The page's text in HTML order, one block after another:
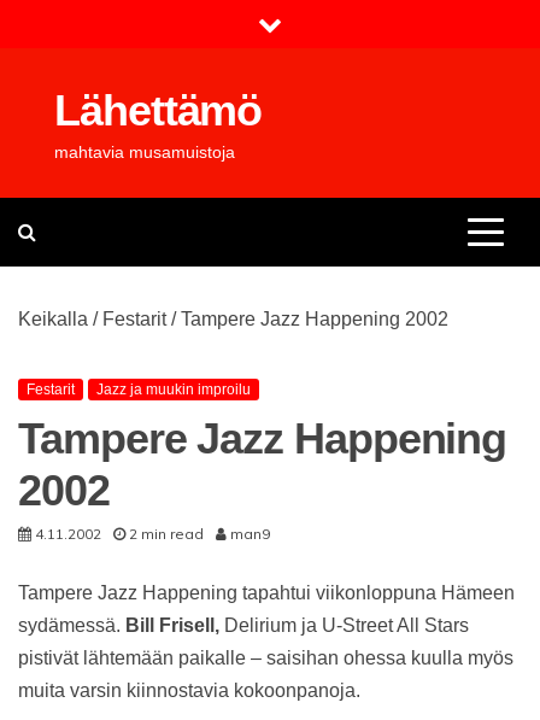
Lähettämö
mahtavia musamuistoja
Keikalla / Festarit/Tampere Jazz Happening 2002
Festarit Jazz ja muukin improilu
Tampere Jazz Happening
2002
4.11.2002 2 min read man9
Tampere Jazz Happening tapahtui viikonloppuna Hämeen
sydämessä. Bill Frisell, Delirium ja U-Street All Stars
pistivät lähtemään paikalle – saisihan ohessa kuulla myös
muita varsin kiinnostavia kokoonpanoja.